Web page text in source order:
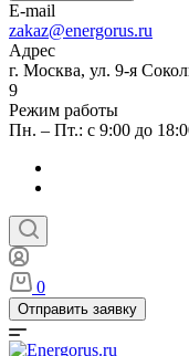
E-mail
zakaz@energorus.ru
Адрес
г. Москва, ул. 9-я
9
Режим работы
Пн. – Пт.: с 9:00 до
0
Отправить заявку